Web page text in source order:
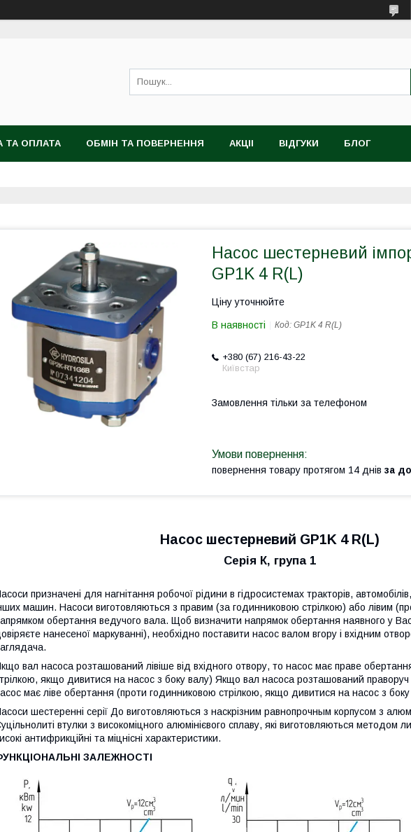
ТА ОПЛАТА ОБМІН ТА ПОВЕРНЕННЯ АКЦІІ ВІДГУКИ БЛОГ
Насос шестерневий
GP1K 4 R(L)
Ціну уточнюйте
В наявності Код: GP1K 4 R(L)
+380 (67) 216-43-22
Київстар
Замовлення тільки за телефоном
повернення товару протягом 14 днів за
Насос шестерневий GP1K 4 R(L)
Серія К, група 1
призначені для нагнітання робочої рідини в гідросистемах тракторів,
машин. Насоси виготовляються з правим (за годинниковою стрілкою) або лівим
обертання ведучого вала. Щоб визначити напрямок обертання наявного у
нанесеної маркуванні), необхідно поставити насос валом вгору і вхідним
вал насоса розташований лівіше від вхідного отвору, то насос має праве
якщо дивитися на насос з боку валу) Якщо вал насоса розташований праворуч
має ліве обертання (проти годинниковою стрілкою, якщо дивитися на насос з
шестеренні серії До виготовляються з наскрізним равнопрочным корпусом з
втулки з високоміцного алюмінієвого сплаву, які виготовляються методом
антифрикційні та міцнісні характеристики.
ЗАЛЕЖНОСТІ